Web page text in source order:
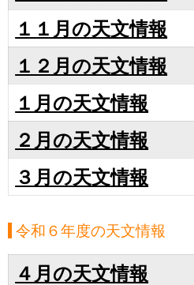
１１月の天文情報
１２月の天文情報
１月の天文情報
２月の天文情報
３月の天文情報
令和６年度の天文情報
４月の天文情報